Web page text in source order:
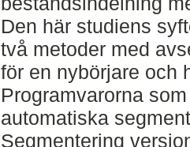
Den här studiens
två metoder med
för en nybörjare och
Programvarorna
automatiska
Segmentering